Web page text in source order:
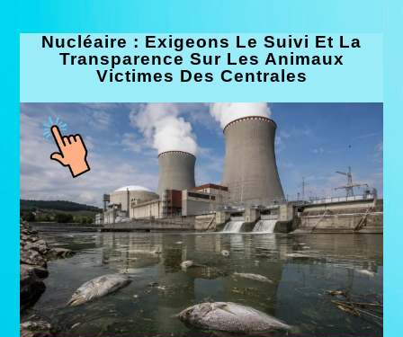
Nucléaire : Exigeons Le Suivi Et La
Transparence Sur Les Animaux
Victimes Des Centrales